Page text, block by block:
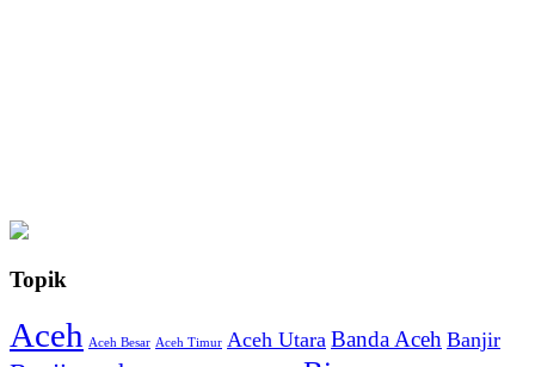
Topik
Aceh Aceh Besar Aceh Timur Aceh Utara Banda Aceh Banjir